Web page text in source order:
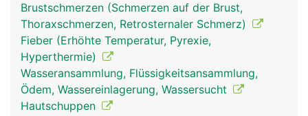
Brustschmerzen (Schmerzen auf der Brust,
Thoraxschmerzen, Retrosternaler Schmerz)
Fieber (Erhöhte Temperatur, Pyrexie,
Hyperthermie)
Wasseransammlung, Flüssigkeitsansammlung,
Ödem, Wassereinlagerung, Wassersucht
Hautschuppen